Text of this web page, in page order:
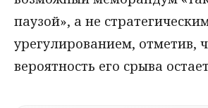
паузой», а не
урегулированием, отметив,
вероятность его срыва